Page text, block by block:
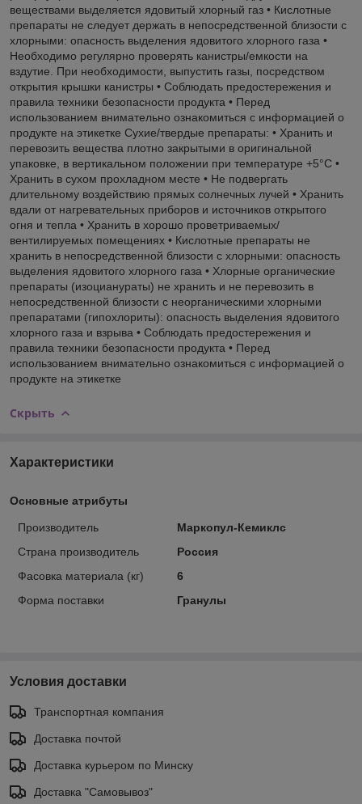
веществами выделяется ядовитый хлорный газ • Кислотные
препараты не следует держать в непосредственной близости с
хлорными: опасность выделения ядовитого хлорного газа •
Необходимо регулярно проверять канистры/емкости на
вздутие. При необходимости, выпустить газы, посредством
открытия крышки канистры • Соблюдать предостережения и
правила техники безопасности продукта • Перед
использованием внимательно ознакомиться с информацией о
продукте на этикетке Сухие/твердые препараты: • Хранить и
перевозить вещества плотно закрытыми в оригинальной
упаковке, в вертикальном положении при температуре +5°C •
Хранить в сухом прохладном месте • Не подвергать
длительному воздействию прямых солнечных лучей • Хранить
вдали от нагревательных приборов и источников открытого
огня и тепла • Хранить в хорошо проветриваемых/
вентилируемых помещениях • Кислотные препараты не
хранить в непосредственной близости с хлорными: опасность
выделения ядовитого хлорного газа • Хлорные органические
препараты (изоцианураты) не хранить и не перевозить в
непосредственной близости с неорганическими хлорными
препаратами (гипохлориты): опасность выделения ядовитого
хлорного газа и взрыва • Соблюдать предостережения и
правила техники безопасности продукта • Перед
использованием внимательно ознакомиться с информацией о
продукте на этикетке
Скрыть
Характеристики
Основные атрибуты
Производитель
Маркопул-Кемиклс
Страна производитель
Россия
Фасовка материала (кг)
6
Форма поставки
Гранулы
Условия доставки
Транспортная компания
Доставка почтой
Доставка курьером по Минску
Доставка "Самовывоз"